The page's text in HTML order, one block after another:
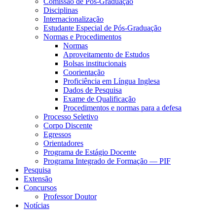
Disciplinas
Internacionalização
Estudante Especial de Pós-Graduação
Normas e Procedimentos
Normas
Aproveitamento de Estudos
Bolsas institucionais
Coorientação
Proficiência em Língua Inglesa
Dados de Pesquisa
Exame de Qualificação
Procedimentos e normas para a defesa
Processo Seletivo
Corpo Discente
Egressos
Orientadores
Programa de Estágio Docente
Programa Integrado de Formação — PIF
Pesquisa
Extensão
Concursos
Professor Doutor
Notícias